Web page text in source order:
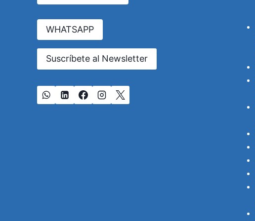
ANALFABETISMO
LA
ERA
DIGITAL
WHATSAPP
Suscríbete al Newsletter